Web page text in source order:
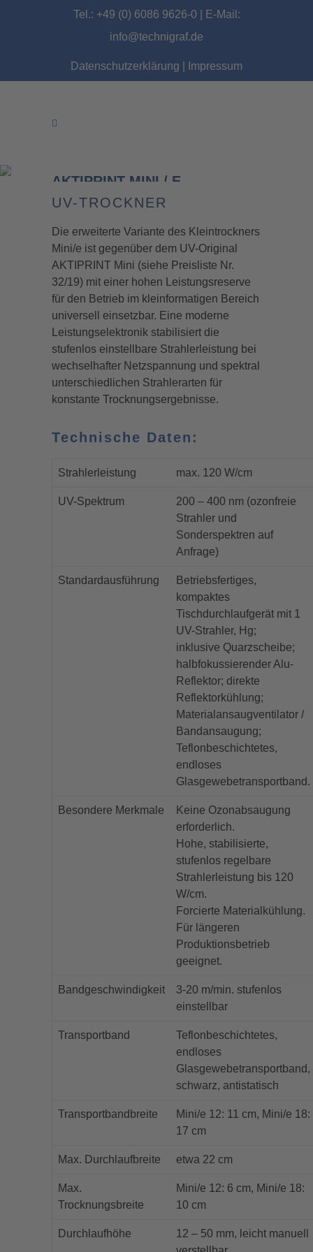
Tel.: +49 (0) 6086 9626-0 | E-Mail:
info@technigraf.de
Datenschutzerklärung Impressum
AKTIPRINT MINI / E
UV-TROCKNER
Die erweiterte Variante des Kleintrockners
Mini/e ist gegenüber dem UV-Original
AKTIPRINT Mini (siehe Preisliste Nr.
32/19) mit einer hohen Leistungsreserve
für den Betrieb im kleinformatigen Bereich
universell einsetzbar. Eine moderne
Leistungselektronik stabilisiert die
stufenlos einstellbare Strahlerleistung bei
wechselhafter Netzspannung und spektral
unterschiedlichen Strahlerarten für
konstante Trocknungsergebnisse.
Technische Daten:
Strahlerleistung max. 120 W/cm
UV-Spektrum
200 – 400 nm (ozonfreie
Strahler und
Sonderspektren auf
Anfrage)
Standardausführung
Betriebsfertiges,
kompaktes
Tischdurchlaufgerät mit 1
UV-Strahler, Hg;
inklusive Quarzscheibe;
halbfokussierender Alu-
Reflektor; direkte
Reflektorkühlung;
Materialansaugventilator /
Bandansaugung;
Teflonbeschichtetes,
endloses
Glasgewebetransportband.
Besondere Merkmale
Keine Ozonabsaugung
erforderlich.
Hohe, stabilisierte,
stufenlos regelbare
Strahlerleistung bis 120
W/cm.
Forcierte Materialkühlung.
Für längeren
Produktionsbetrieb
geeignet.
Bandgeschwindigkeit
3-20 m/min. stufenlos
einstellbar
Transportband
Teflonbeschichtetes,
endloses
Glasgewebetransportband,
schwarz, antistatisch
Transportbandbreite
Mini/e 12: 11 cm, Mini/e 18:
17 cm
Max. Durchlaufbreite etwa 22 cm
Max.
Trocknungsbreite
Mini/e 12: 6 cm, Mini/e 18:
10 cm
Durchlaufhöhe
12 – 50 mm, leicht manuell